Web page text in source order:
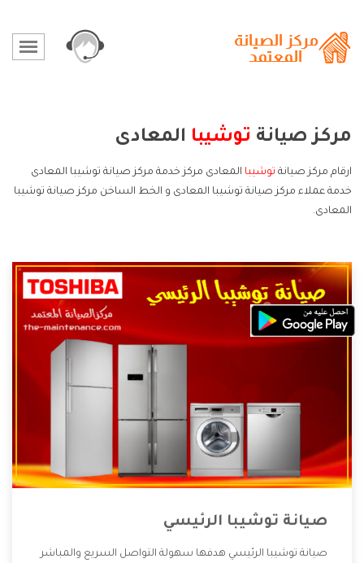
مركز صيانة توشيبا المعادى
ارقام مركز صيانة توشيبا المعادى مركز خدمة مركز صيانة توشيبا المعادى
خدمة عملاء مركز صيانة توشيبا المعادى و الخط الساخن مركز صيانة توشيبا
المعادى.
صيانة توشيبا الرئيسي
صيانة توشيبا الرئيسي هدفها سهولة التواصل السريع والمباشر